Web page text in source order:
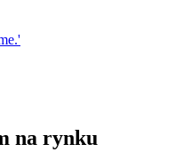
na rynku